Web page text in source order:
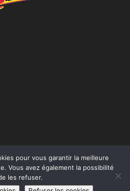
Dingé,Bretagne Romantique
pour vous garantir la meilleure
Vous avez également la possibilité
les refuser.